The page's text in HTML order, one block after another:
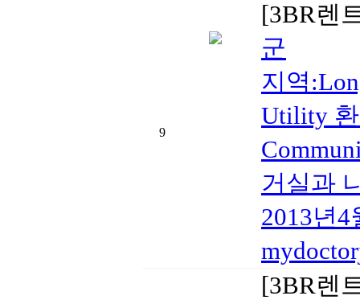
9
[3BR렌
군
지역
Utility
거실과
2013년
[3BR렌